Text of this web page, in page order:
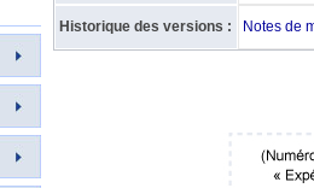
Historique des versions : Notes de